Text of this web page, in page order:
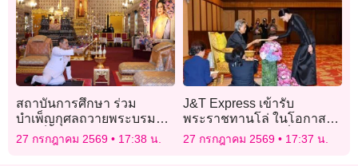
สถาบันการศึกษา ร่วม
บำเพ็ญกุศลถวายพระบรมศพ
‘สมเด็จพระพันปีหลวง’
27 กรกฎาคม 2569 17:38 น.
J&T Express เข้ารับ
พระราชทานโล่ ในโอกาส
สนับสนุนงานเดิน–วิ่ง วัน
หัวใจโลก ประจำปี 2569
27 กรกฎาคม 2569 17:37 น.